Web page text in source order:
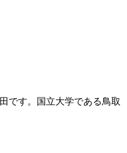
です。国立大学である鳥取